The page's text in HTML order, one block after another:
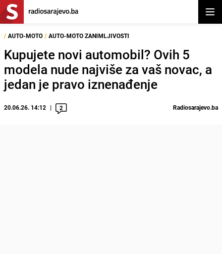
/ AUTO-MOTO / AUTO-MOTO ZANIMLJIVOSTI
Kupujete novi automobil? Ovih 5
modela nude najviše za vaš novac, a
jedan je pravo iznenađenje
20.06.26. 14:12 2 Radiosarajevo.ba